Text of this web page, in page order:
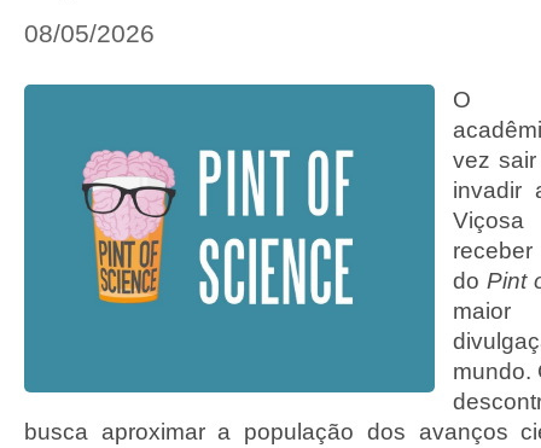
08/05/2026
O
vez
invadir
do Pint
mundo.
busca aproximar a população dos avanços